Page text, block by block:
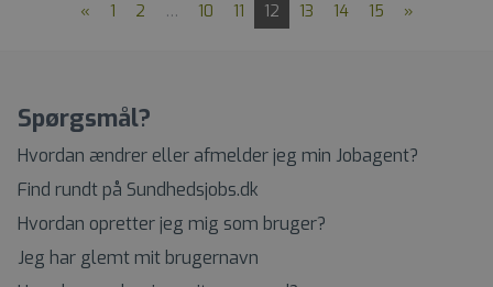
« 1 2 … 10 11 12 13 14 15 »
Spørgsmål?
Hvordan ændrer eller afmelder jeg min Jobagent?
Find rundt på Sundhedsjobs.dk
Hvordan opretter jeg mig som bruger?
Jeg har glemt mit brugernavn